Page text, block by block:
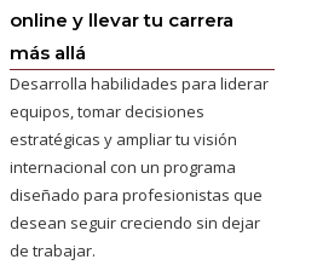
online y llevar tu carrera
más allá
Desarrolla habilidades para liderar
equipos, tomar decisiones
estratégicas y ampliar tu visión
internacional con un programa
diseñado para profesionistas que
desean seguir creciendo sin dejar
de trabajar.